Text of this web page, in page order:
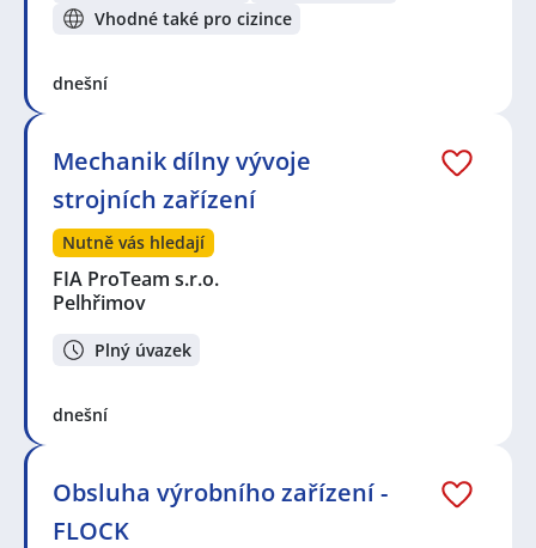
Vhodné také pro cizince
dnešní
Mechanik dílny vývoje
strojních zařízení
Nutně vás hledají
FIA ProTeam s.r.o.
Pelhřimov
Plný úvazek
dnešní
Obsluha výrobního zařízení -
FLOCK